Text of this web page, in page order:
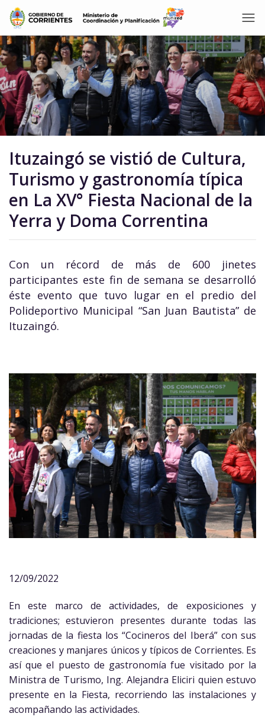
Ituzaingó se vistió de Cultura,
Turismo y gastronomía típica
en La XV° Fiesta Nacional de la
Yerra y Doma Correntina
Con un récord de más de 600 jinetes
participantes este fin de semana se desarrolló
éste evento que tuvo lugar en el predio del
Polideportivo Municipal “San Juan Bautista” de
Ituzaingó.
12/09/2022
En este marco de actividades, de exposiciones y
tradiciones; estuvieron presentes durante todas las
jornadas de la fiesta los “Cocineros del Iberá” con sus
creaciones y manjares únicos y típicos de Corrientes. Es
así que el puesto de gastronomía fue visitado por la
Ministra de Turismo, Ing. Alejandra Eliciri quien estuvo
presente en la Fiesta, recorriendo las instalaciones y
acompañando las actividades.